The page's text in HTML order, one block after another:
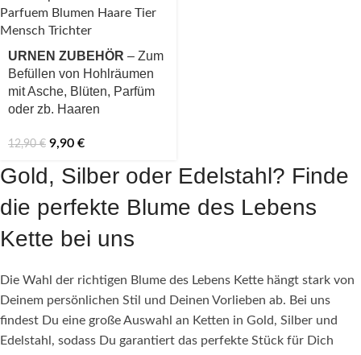
URNEN ZUBEHÖR – Zum
Befüllen von Hohlräumen
mit Asche, Blüten, Parfüm
oder zb. Haaren
12,90€ 9,90 €
Gold, Silber oder Edelstahl? Finde
die perfekte Blume des Lebens
Kette bei uns
Die Wahl der richtigen Blume des Lebens Kette hängt stark von
Deinem persönlichen Stil und Deinen Vorlieben ab. Bei uns
findest Du eine große Auswahl an Ketten in Gold, Silber und
Edelstahl, sodass Du garantiert das perfekte Stück für Dich